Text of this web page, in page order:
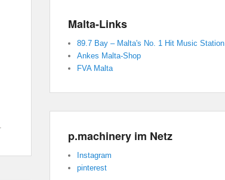
Malta-Links
89.7 Bay – Malta's No. 1 Hit Music Station
Ankes Malta-Shop
FVA Malta
p.machinery im Netz
Instagram
pinterest